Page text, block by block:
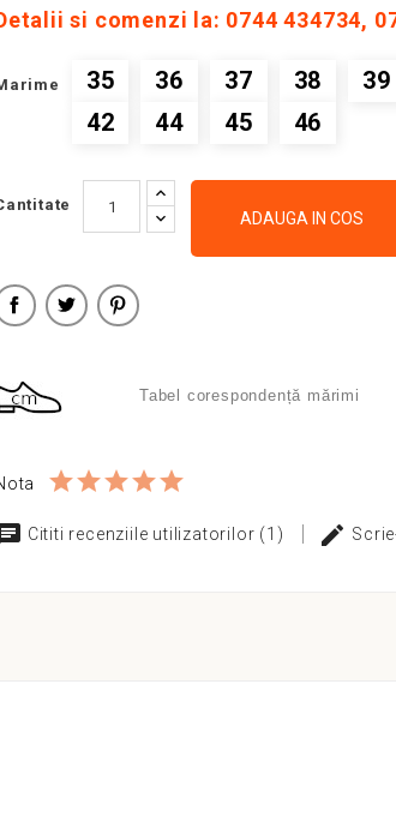
si comenzi la: 0744 434734,
35 36 37 38 39
42
44 45 46
ADAUGA IN COS
Tabel corespondență mărimi
Cititi recenziile utilizatorilor (1)